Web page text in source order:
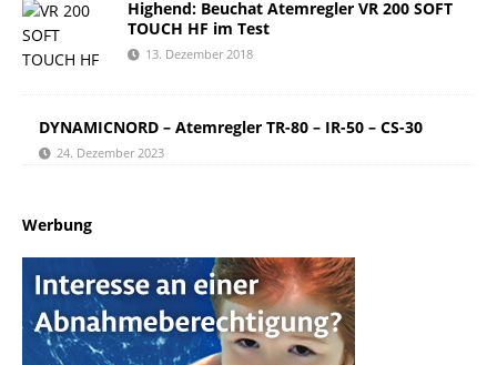
Highend: Beuchat Atemregler VR 200 SOFT
TOUCH HF im Test
13. Dezember 2018
DYNAMICNORD – Atemregler TR-80 – IR-50 – CS-30
24. Dezember 2023
Werbung